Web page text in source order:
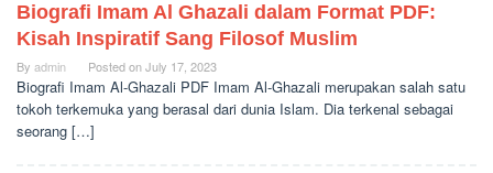
Biografi Imam Al Ghazali dalam Format PDF:
Kisah Inspiratif Sang Filosof Muslim
By admin Posted onJuly 17, 2023
Biografi Imam Al-Ghazali PDF Imam Al-Ghazali merupakan salah satu
tokoh terkemuka yang berasal dari dunia Islam. Dia terkenal sebagai
seorang […]